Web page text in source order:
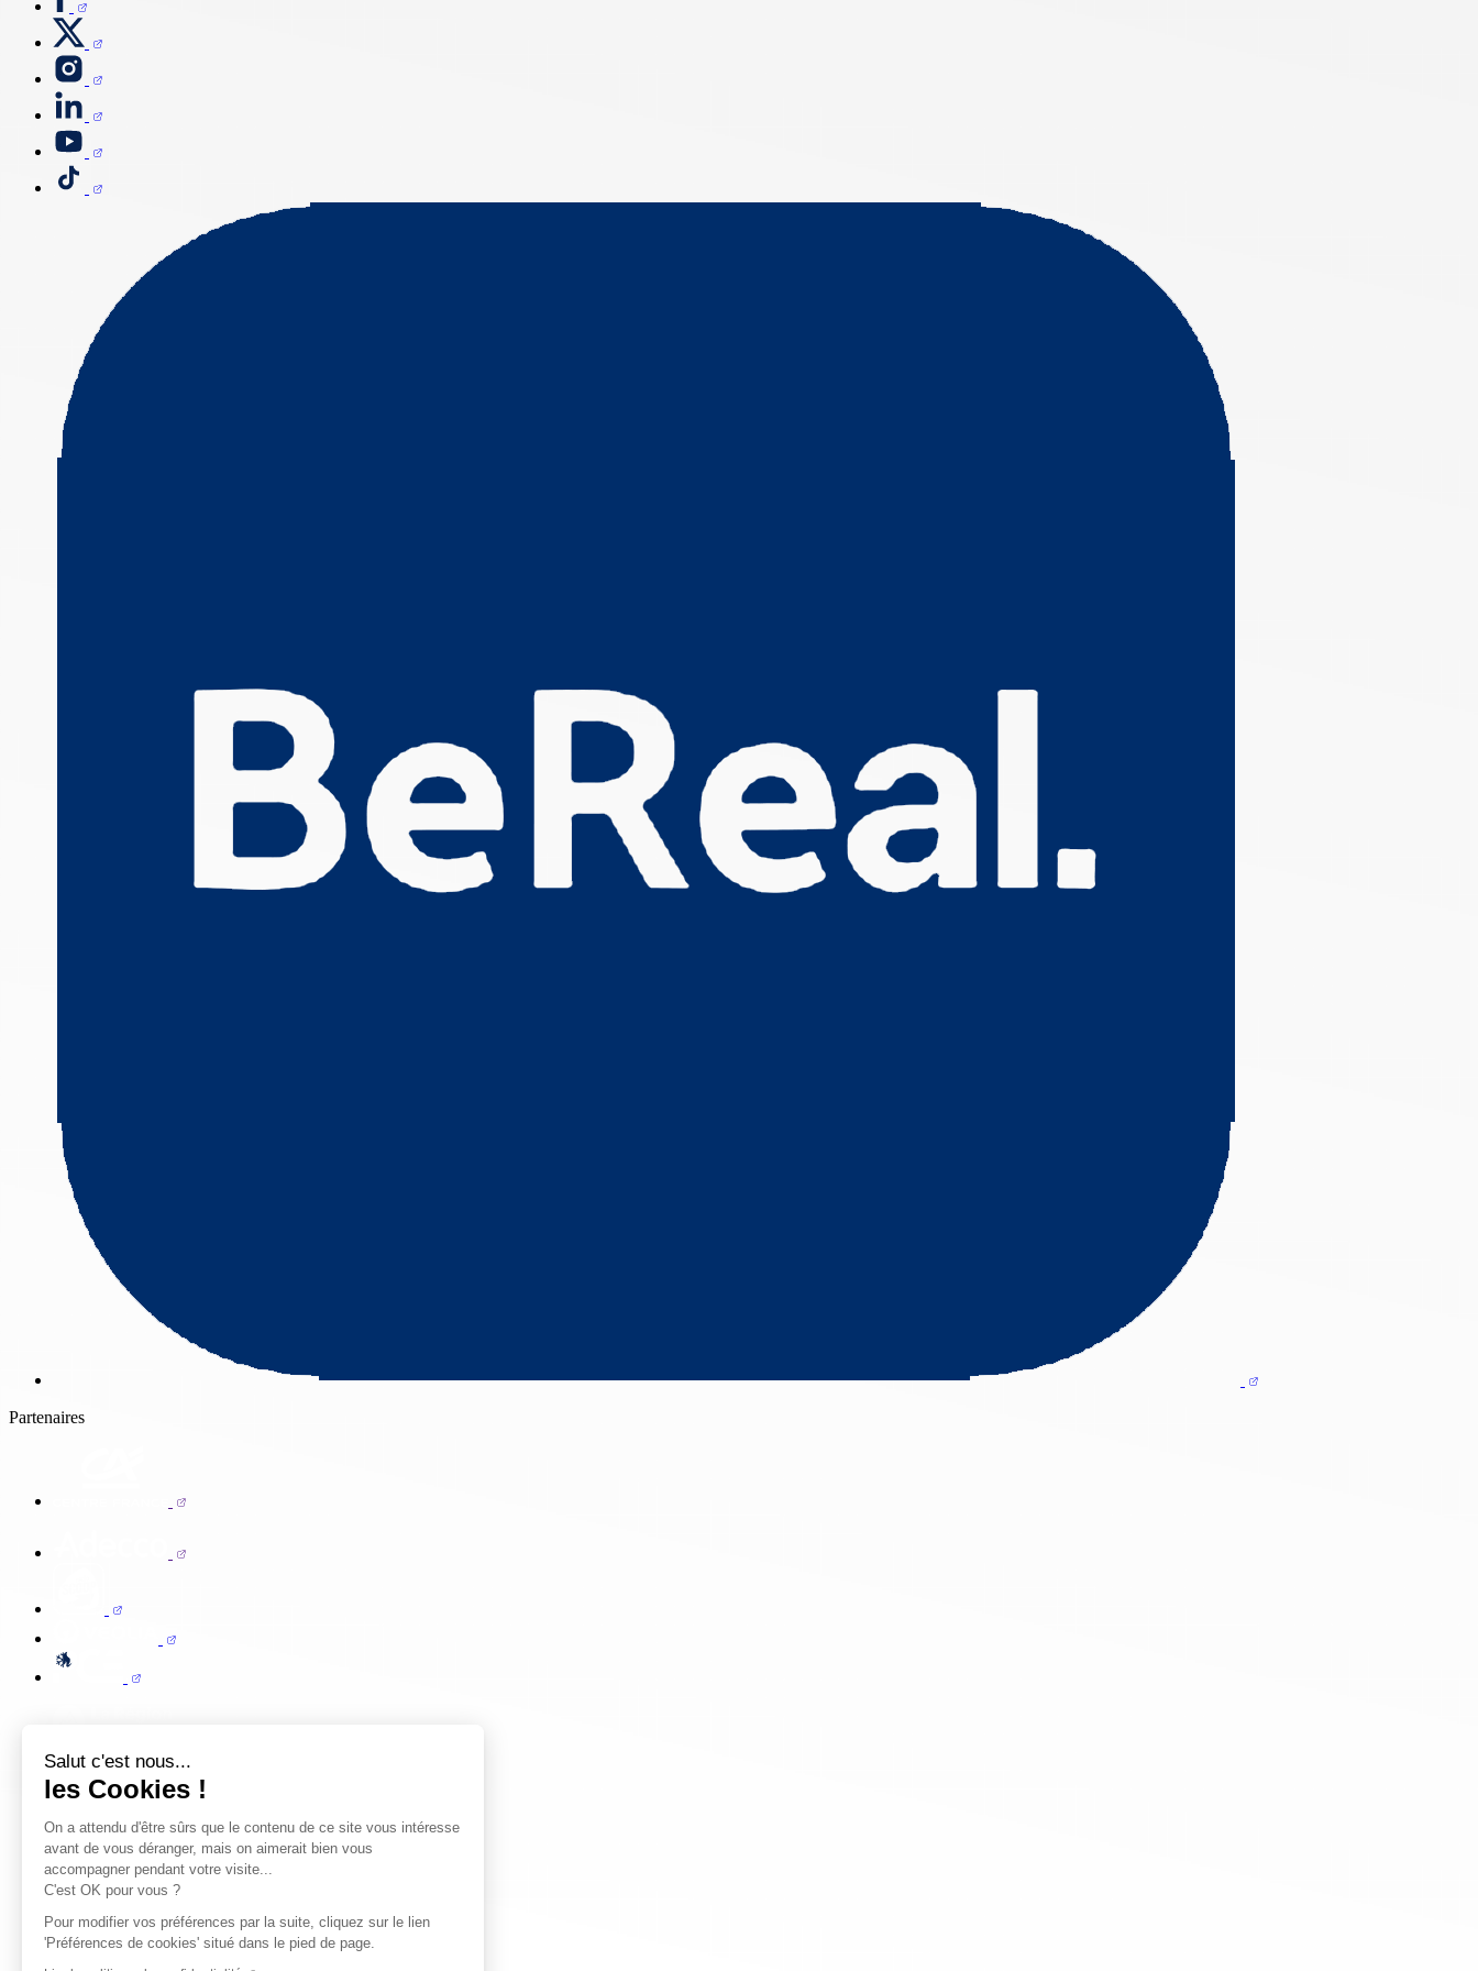
Salut c'est nous...
les Cookies !
On a attendu d'être sûrs que le contenu de ce site vous intéresse
avant de vous déranger, mais on aimerait bien vous
accompagner pendant votre visite...
C'est OK pour vous ?
Pour modifier vos préférences par la suite, cliquez sur le lien
'Préférences de cookies' situé dans le pied de page.
Partenaires